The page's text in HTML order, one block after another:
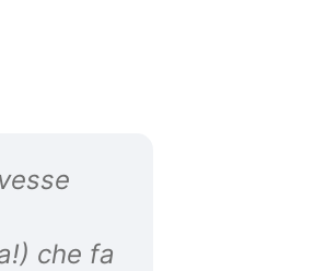
che fa